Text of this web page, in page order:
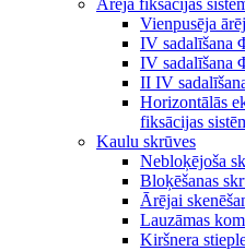
Vienpusēja
IV sadalīšana
IV sadalīšana
II IV
Horizontālās
fiksācijas
Kaulu skrūves
Nebloķējoša
Bloķēšanas
Ārējai
Lauzāmas
Kiršnera